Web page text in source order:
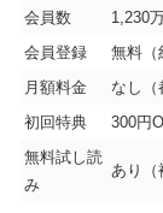
会員数
1,230
会員登録
無料（
月額料金
なし（
初回特典
300円
無料試し読
み
あり（